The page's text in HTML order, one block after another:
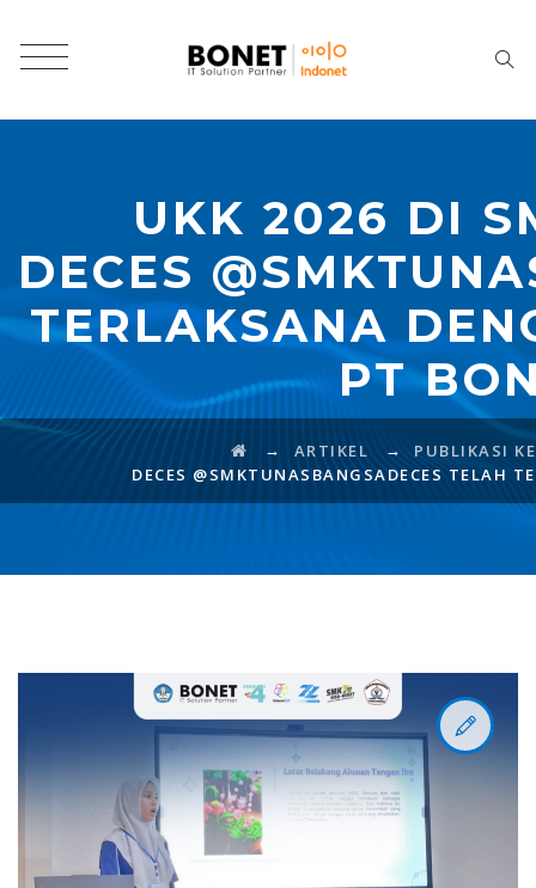
UKK 2026 DI
DECES
TERLAKSANA
PT
→ ARTIKEL→PUBLIKASI
DECES @SMKTUNASBANGSADECES TELAH